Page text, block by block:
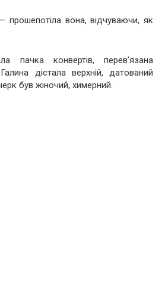
прошепотіла вона, відчуваючи, як
пачка конвертів, перев’язана
дістала верхній, датований
був жіночий, химерний.